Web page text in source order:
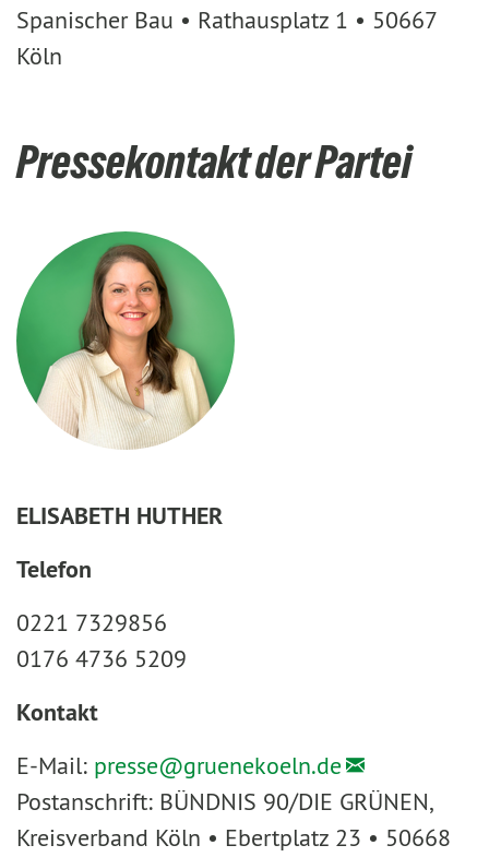
Spanischer Bau • Rathausplatz 1 • 50667
Köln
Pressekontakt der Partei
ELISABETH HUTHER
Telefon
0221 7329856
0176 4736 5209
Kontakt
E-Mail: presse@gruenekoeln.de
Postanschrift: BÜNDNIS 90/DIE GRÜNEN,
Kreisverband Köln • Ebertplatz 23 • 50668